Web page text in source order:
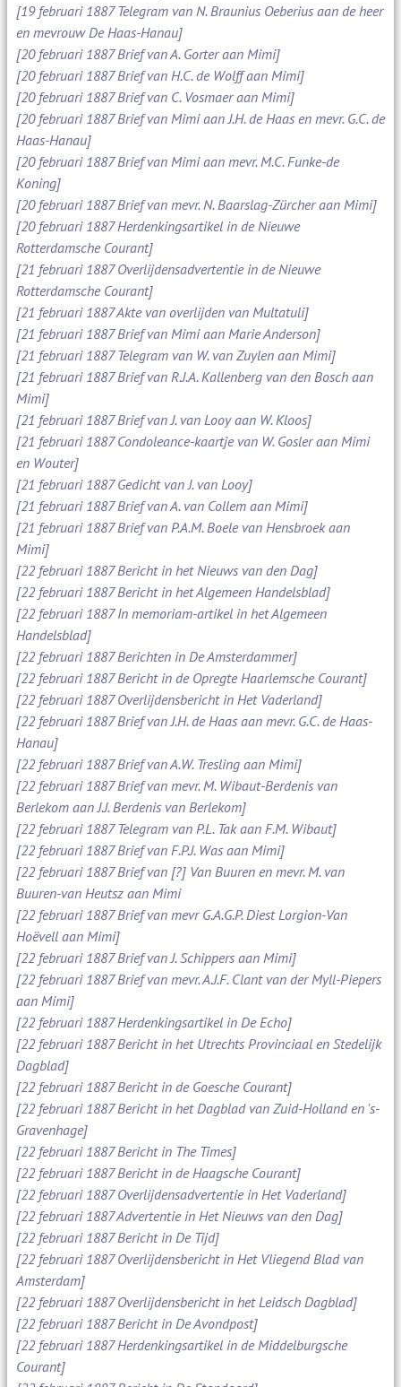
[19 februari 1887 Telegram van N. Braunius Oeberius aan de heer
en mevrouw De Haas-Hanau]
[20 februari 1887 Brief van A. Gorter aan Mimi]
[20 februari 1887 Brief van H.C. de Wolff aan Mimi]
[20 februari 1887 Brief van C. Vosmaer aan Mimi]
[20 februari 1887 Brief van Mimi aan J.H. de Haas en mevr. G.C. de
Haas-Hanau]
[20 februari 1887 Brief van Mimi aan mevr. M.C. Funke-de
Koning]
[20 februari 1887 Brief van mevr. N. Baarslag-Zürcher aan Mimi]
[20 februari 1887 Herdenkingsartikel in de Nieuwe
Rotterdamsche Courant]
[21 februari 1887 Overlijdensadvertentie in de Nieuwe
Rotterdamsche Courant]
[21 februari 1887 Akte van overlijden van Multatuli]
[21 februari 1887 Brief van Mimi aan Marie Anderson]
[21 februari 1887 Telegram van W. van Zuylen aan Mimi]
[21 februari 1887 Brief van R.J.A. Kallenberg van den Bosch aan
Mimi]
[21 februari 1887 Brief van J. van Looy aan W. Kloos]
[21 februari 1887 Condoleance-kaartje van W. Gosler aan Mimi
en Wouter]
[21 februari 1887 Gedicht van J. van Looy]
[21 februari 1887 Brief van A. van Collem aan Mimi]
[21 februari 1887 Brief van P.A.M. Boele van Hensbroek aan
Mimi]
[22 februari 1887 Bericht in het Nieuws van den Dag]
[22 februari 1887 Bericht in het Algemeen Handelsblad]
[22 februari 1887 In memoriam-artikel in het Algemeen
Handelsblad]
[22 februari 1887 Berichten in De Amsterdammer]
[22 februari 1887 Bericht in de Opregte Haarlemsche Courant]
[22 februari 1887 Overlijdensbericht in Het Vaderland]
[22 februari 1887 Brief van J.H. de Haas aan mevr. G.C. de Haas-
Hanau]
[22 februari 1887 Brief van A.W. Tresling aan Mimi]
[22 februari 1887 Brief van mevr. M. Wibaut-Berdenis van
Berlekom aan J.J. Berdenis van Berlekom]
[22 februari 1887 Telegram van P.L. Tak aan F.M. Wibaut]
[22 februari 1887 Brief van F.P.J. Was aan Mimi]
[22 februari 1887 Brief van [?] Van Buuren en mevr. M. van
Buuren-van Heutsz aan Mimi
[22 februari 1887 Brief van mevr G.A.G.P. Diest Lorgion-Van
Hoëvell aan Mimi]
[22 februari 1887 Brief van J. Schippers aan Mimi]
[22 februari 1887 Brief van mevr. A.J.F. Clant van der Myll-Piepers
aan Mimi]
[22 februari 1887 Herdenkingsartikel in De Echo]
[22 februari 1887 Bericht in het Utrechts Provinciaal en Stedelijk
Dagblad]
[22 februari 1887 Bericht in de Goesche Courant]
[22 februari 1887 Bericht in het Dagblad van Zuid-Holland en 's-
Gravenhage]
[22 februari 1887 Bericht in The Times]
[22 februari 1887 Bericht in de Haagsche Courant]
[22 februari 1887 Overlijdensadvertentie in Het Vaderland]
[22 februari 1887 Advertentie in Het Nieuws van den Dag]
[22 februari 1887 Bericht in De Tijd]
[22 februari 1887 Overlijdensbericht in Het Vliegend Blad van
Amsterdam]
[22 februari 1887 Overlijdensbericht in het Leidsch Dagblad]
[22 februari 1887 Bericht in De Avondpost]
[22 februari 1887 Herdenkingsartikel in de Middelburgsche
Courant]